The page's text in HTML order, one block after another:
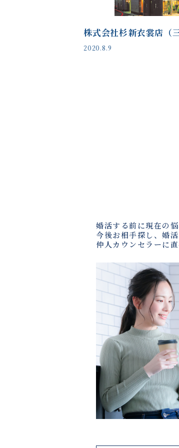
株式会社杉新衣裳店（
2020.8.9
婚活する前に現在の
今後お相手探し、婚
仲人カウンセラーに